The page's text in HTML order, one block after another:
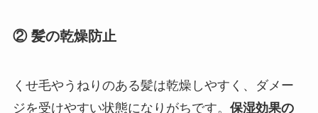
② 髪の乾燥防止
くせ毛やうねりのある髪は乾燥しやすく、ダメー
ジを受けやすい状態になりがちです。 保湿効果の